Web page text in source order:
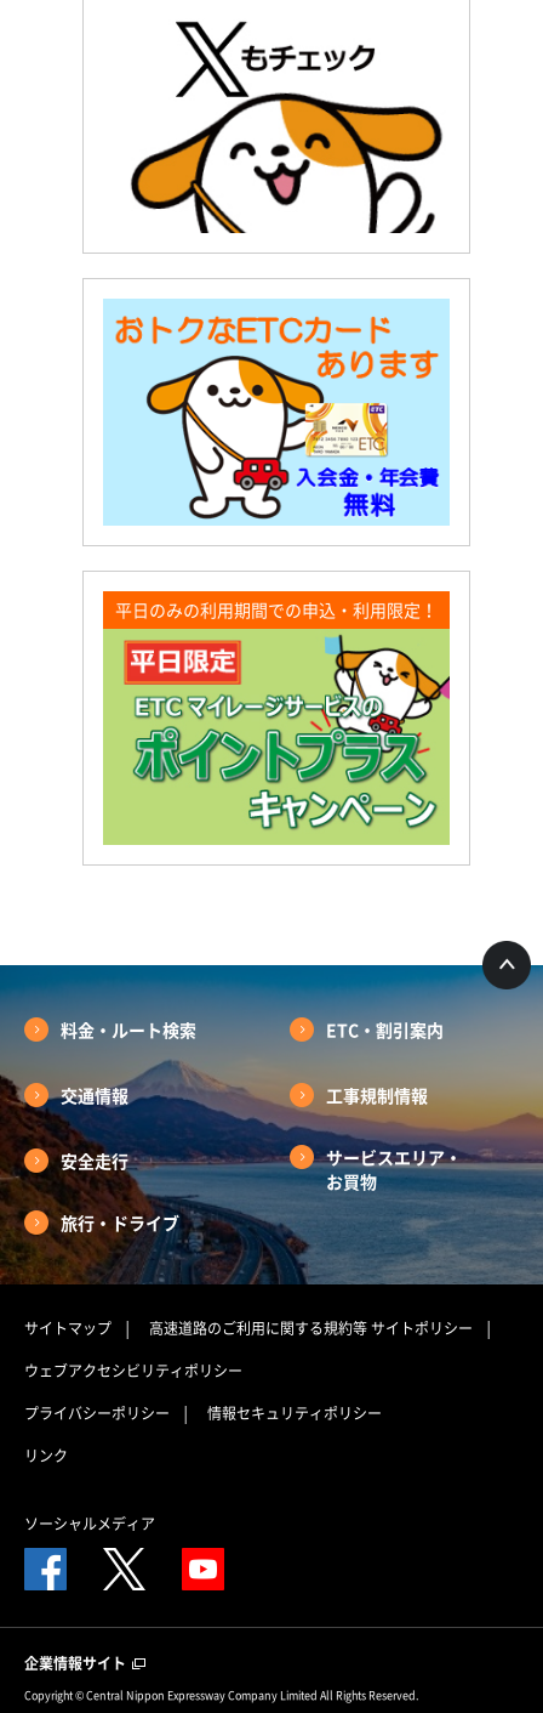
平日のみの利用期間での申込・利用限定！
料金・ルート検索 ETC・割引案内
交通情報 工事規制情報
安全走行
サービスエリア・
お買物
旅行・ドライブ
サイトマップ 高速道路のご利用に関する規約等サイトポリシー
ウェブアクセシビリティポリシー
プライバシーポリシー
情報セキュリティポリシー
リンク
ソーシャルメディア
企業情報サイト
Copyright © Central Nippon Expressway Company Limited All Rights Reserved.